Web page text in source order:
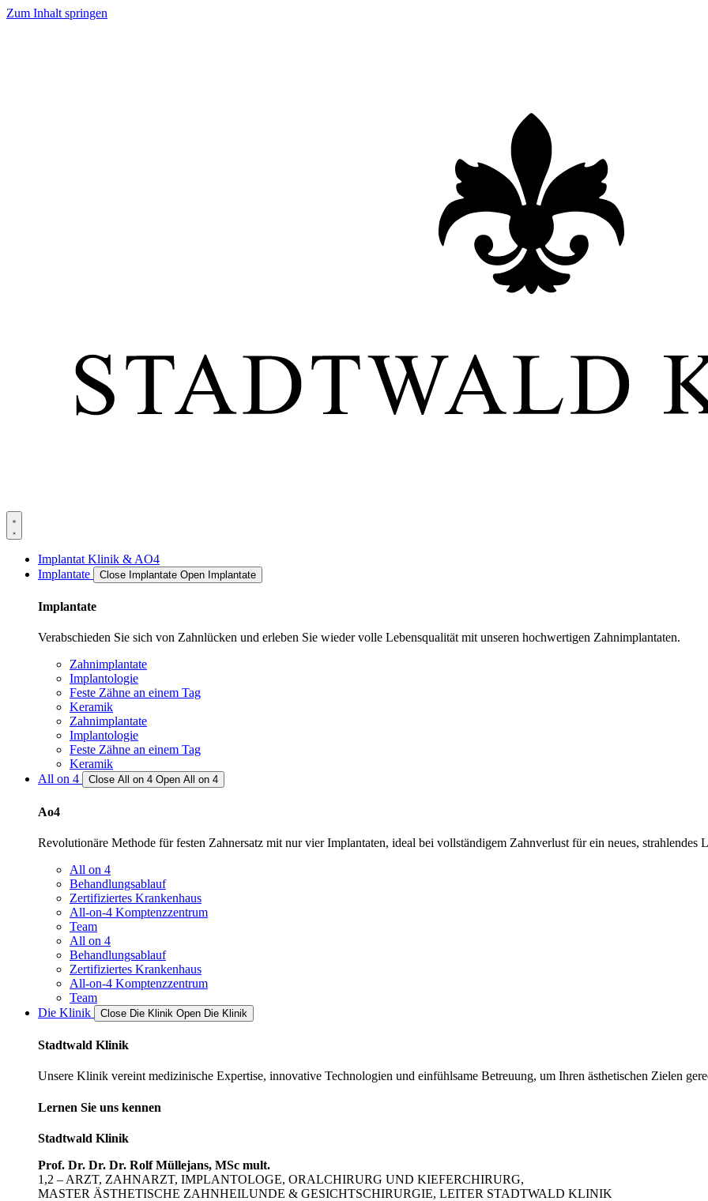
Zum Inhalt springen
Implantat Klinik & AO4
Implantate
Close Implantate Open Implantate
Implantate
Verabschieden Sie sich von Zahnlücken und erleben Sie wieder volle Lebensqualität mit unseren hochwertigen Zahnimplantaten.
Zahnimplantate
Implantologie
Feste Zähne an einem Tag
Keramik
Zahnimplantate
Implantologie
Feste Zähne an einem Tag
Keramik
All on 4
Close All on 4 Open All on 4
Ao4
Revolutionäre Methode für festen Zahnersatz mit nur vier Implantaten, ideal bei vollständigem Zahnverlust für ein neues, strahlendes
All on 4
Behandlungsablauf
Zertifiziertes Krankenhaus
All-on-4 Komptenzzentrum
Team
All on 4
Behandlungsablauf
Zertifiziertes Krankenhaus
All-on-4 Komptenzzentrum
Team
Die Klinik
Close Die Klinik Open Die Klinik
Stadtwald Klinik
Unsere Klinik vereint medizinische Expertise, innovative Technologien und einfühlsame Betreuung, um Ihren ästhetischen Zielen
Lernen Sie uns kennen
Stadtwald Klinik
Prof. Dr. Dr. Dr. Rolf Müllejans, MSc mult.
1,2 – ARZT, ZAHNARZT, IMPLANTOLOGE, ORALCHIRURG UND KIEFERCHIRURG,
MASTER ÄSTHETISCHE ZAHNHEILUNDE & GESICHTSCHIRURGIE, LEITER STADTWALD KLINIK